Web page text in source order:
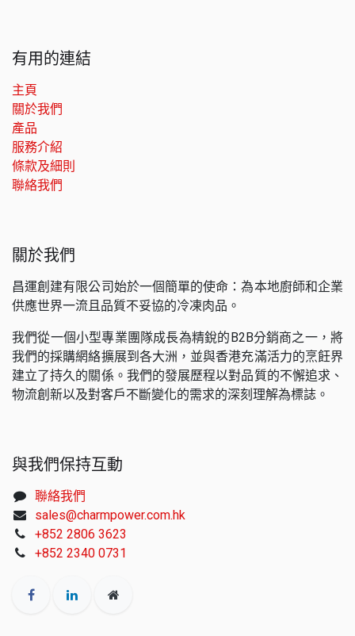
有用的連結
主頁
關於我們
產品
服務介紹
條款及細則
聯絡我們
關於我們
昌運創建有限公司始於一個簡單的使命：為本地廚師和企業
供應世界一流且品質不妥協的冷凍肉品。
我們從一個小型專業團隊成長為精銳的B2B分銷商之一，將
我們的採購網絡擴展到各大洲，並與香港充滿活力的烹飪界
建立了持久的關係。我們的發展歷程以對品質的不懈追求、
物流創新以及對客戶不斷變化的需求的深刻理解為標誌。
與我們保持互動
聯絡我們
sales@charmpower.com.hk
+852 2806 3623
+852 2340 0731